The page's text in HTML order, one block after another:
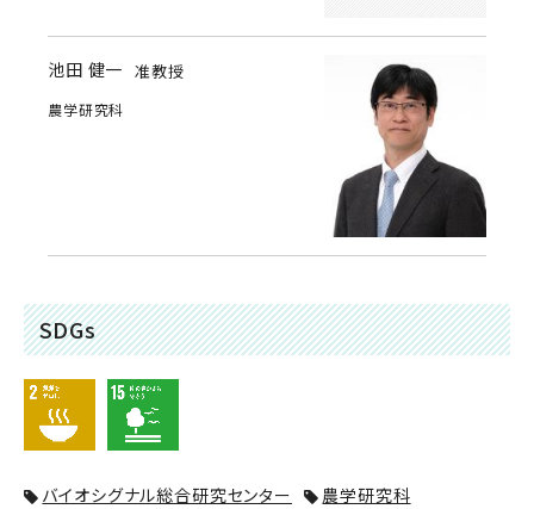
池田 健一 准教授
農学研究科
SDGs
バイオシグナル総合研究センター 農学研究科